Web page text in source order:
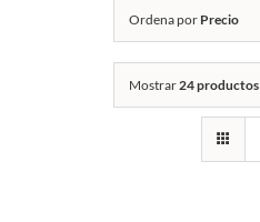
Ordena por Precio
Mostrar24 productos